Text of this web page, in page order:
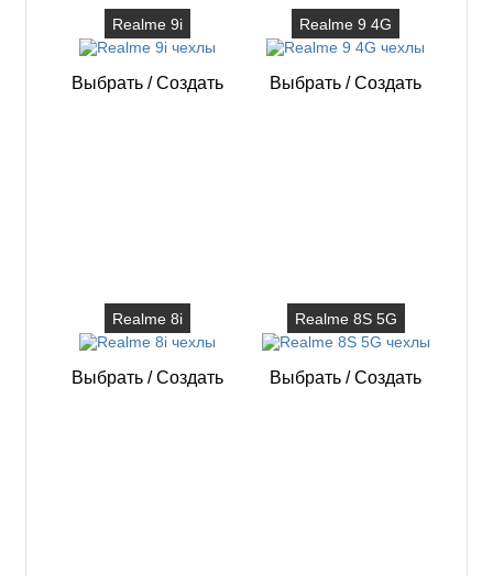
Realme 9i
Выбрать /Создать
Realme 9 4G
Выбрать /Создать
Realme 8i
Выбрать /Создать
Realme 8S 5G
Выбрать /Создать